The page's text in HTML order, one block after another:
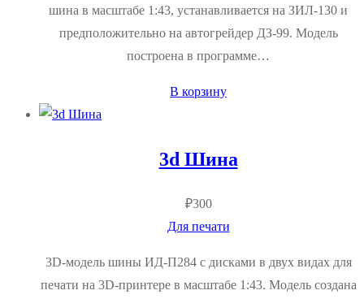
шина в масштабе 1:43, устанавливается на ЗИЛ-130 и
предположительно на автогрейдер ДЗ-99. Модель
построена в программе…
В корзину
3d Шина
₽300
Для печати
3D-модель шины ИД-П284 с дисками в двух видах для
печати на 3D-принтере в масштабе 1:43. Модель создана